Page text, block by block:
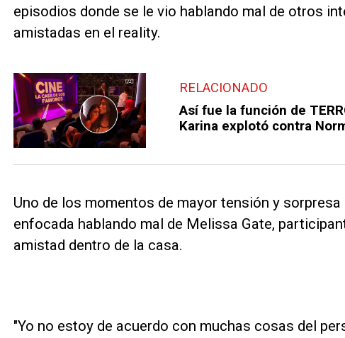
episodios donde se le vio hablando mal de otros
amistadas en el reality.
RELACIONADO
Así fue la función de
Karina explotó contra
Uno de los momentos de mayor tensión y
enfocada hablando mal de Melissa Gate,
amistad dentro de la casa.
"Yo no estoy de acuerdo con muchas cosas del